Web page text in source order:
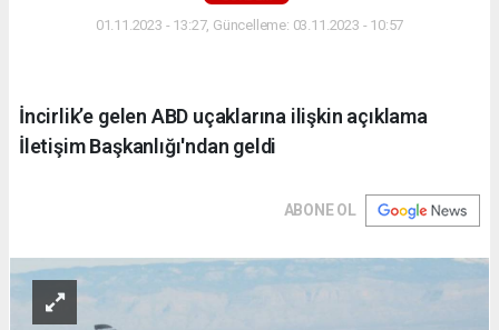
01.11.2023 - 13:27, Güncelleme: 03.11.2023 - 10:57
İncirlik’e gelen ABD uçaklarına ilişkin açıklama
İletişim Başkanlığı'ndan geldi
ABONE OL